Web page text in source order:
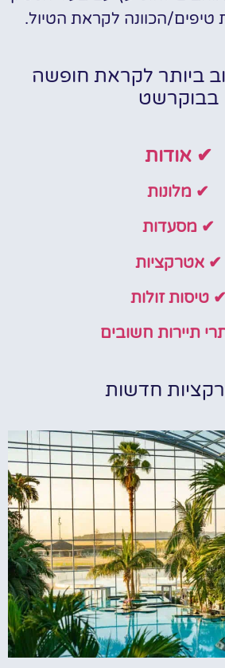
הכוונה לקראת הטיול.
ביותר לקראת חופשה
בבוקרשט
✔ אודות
✔ מלונות
✔ מסעדות
✔ אטרקציות
✔ טיסות זולות
תיירות חשובים
חדשות